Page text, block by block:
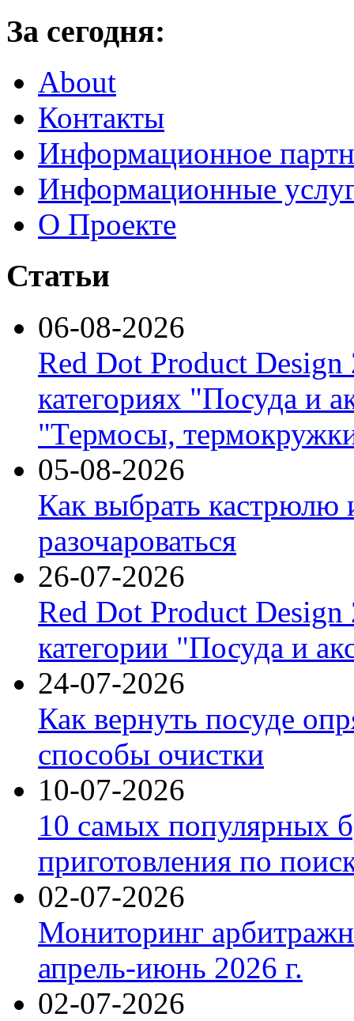
За сегодня:
About
Контакты
Информационное
Информационные
О Проекте
Статьи
06-08-2026
Red Dot Product Design
категориях "Посуда и
"Термосы,
05-08-2026
Как выбрать кастрюлю
разочароваться
26-07-2026
Red Dot Product Design
категории "Посуда и
24-07-2026
Как вернуть посуде
способы очистки
10-07-2026
10 самых популярных
приготовления по
02-07-2026
Мониторинг
апрель-июнь 2026 г.
02-07-2026